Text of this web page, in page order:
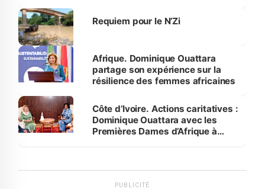
Requiem pour le N’Zi
Afrique. Dominique Ouattara
partage son expérience sur la
résilience des femmes africaines
Côte d’Ivoire. Actions caritatives :
Dominique Ouattara avec les
Premières Dames d’Afrique à
PUBLICITÉ